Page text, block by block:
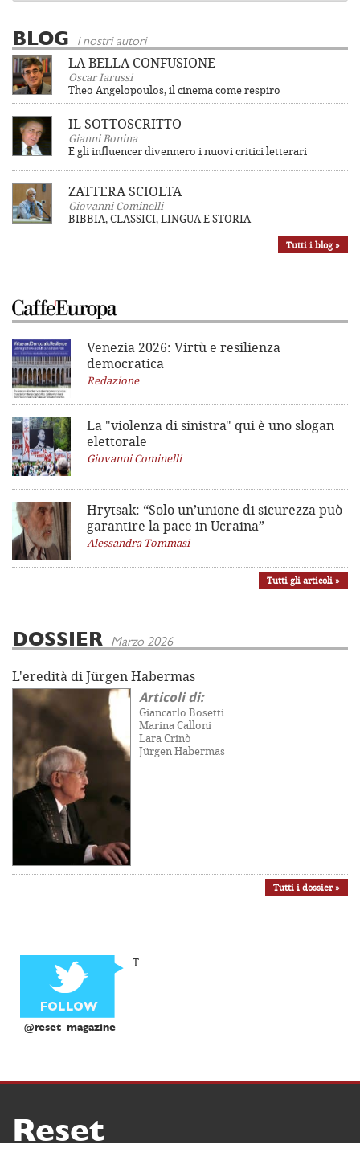
BLOG i nostri autori
LA BELLA CONFUSIONE
Oscar Iarussi
Theo Angelopoulos, il cinema come respiro
IL SOTTOSCRITTO
Gianni Bonina
E gli influencer divennero i nuovi critici letterari
ZATTERA SCIOLTA
Giovanni Cominelli
BIBBIA, CLASSICI, LINGUA E STORIA
Tutti i blog »
Venezia 2026: Virtù e resilienza
democratica
Redazione
La "violenza di sinistra" qui è uno slogan
elettorale
Giovanni Cominelli
Hrytsak: “Solo un’unione di sicurezza può
garantire la pace in Ucraina”
Alessandra Tommasi
Tutti gli articoli »
DOSSIER Marzo 2026
L'eredità di Jürgen Habermas
Articoli di:
Giancarlo Bosetti
Marina Calloni
Lara Crinò
Jürgen Habermas
Tutti i dossier »
@reset_magazine
T
Reset